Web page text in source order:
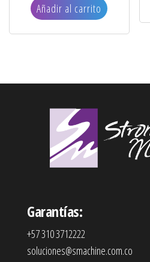
Añadir al carrito
Garantías:
+57 310 3712222
soluciones@smachine.com.co